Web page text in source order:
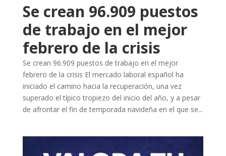
Se crean 96.909 puestos
de trabajo en el mejor
febrero de la crisis
Se crean 96.909 puestos de trabajo en el mejor
febrero de la crisis El mercado laboral español ha
iniciado el camino hacia la recuperación, una vez
superado el típico tropiezo del inicio del año, y a pesar
de afrontar el fin de temporada navideña en el que se...